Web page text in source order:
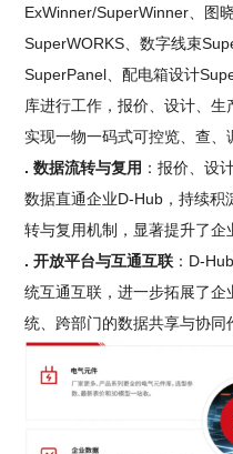
ExWinner/SuperWinner、图
SuperWORKS、数字线束
SuperPanel、配电箱设计
库进行工作，报价、设计、生
实现一物一码式可控览、查、
. 数据流转与复用 ：报价、设
数据直通企业D-Hub，持续积
转与复用机制，显著提升了企
. 开放平台与互通互联 ：D-
统互通互联，进一步拓展了
统、跨部门的数据共享与协同